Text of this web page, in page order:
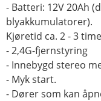
- Batteri: 12V 20Ah
blyakkumulatorer).
Kjøretid ca. 2 - 3
- 2,4G-fjernstyring
- Innebygd stereo
- Myk start.
- Dører som kan